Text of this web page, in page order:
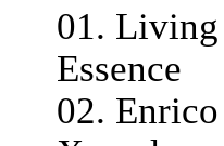
01. Living
Essence
02.